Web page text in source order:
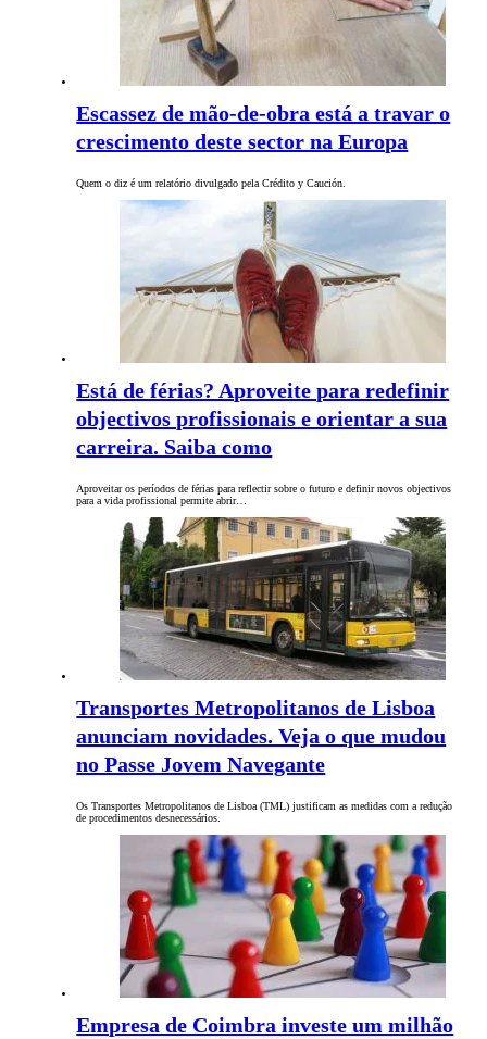
Escassez de mão-de-obra está a travar o
crescimento deste sector na Europa
Quem o diz é um relatório divulgado pela Crédito y Caución.
Está de férias? Aproveite para redefinir
objectivos profissionais e orientar a sua
carreira. Saiba como
Aproveitar os períodos de férias para reflectir sobre o futuro e definir novos objectivos
para a vida profissional permite abrir…
Transportes Metropolitanos de Lisboa
anunciam novidades. Veja o que mudou
no Passe Jovem Navegante
Os Transportes Metropolitanos de Lisboa (TML) justificam as medidas com a redução
de procedimentos desnecessários.
Empresa de Coimbra investe um milhão